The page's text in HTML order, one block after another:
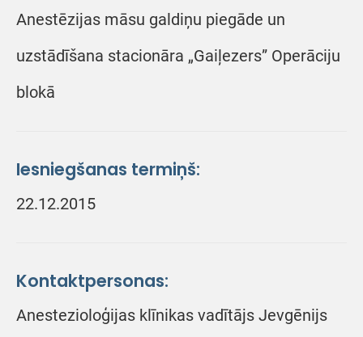
Anestēzijas māsu galdiņu piegāde un
uzstādīšana stacionāra „Gaiļezers” Operāciju
blokā
Iesniegšanas termiņš:
22.12.2015
Kontaktpersonas:
Anestezioloģijas klīnikas vadītājs Jevgēnijs